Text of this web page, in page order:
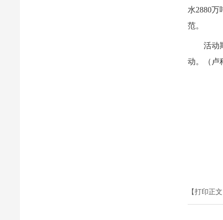
水2880
范。
活动
动。（卢
【打印正